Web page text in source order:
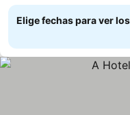
Elige fechas para ver